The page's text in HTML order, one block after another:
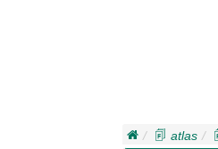
atlas